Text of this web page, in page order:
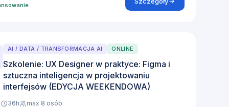
AI / DATA / TRANSFORMACJA AI ONLINE
Szkolenie: UX Designer w praktyce: Figma i
sztuczna inteligencja w projektowaniu
interfejsów (EDYCJA WEEKENDOWA)
36h max 8 osób